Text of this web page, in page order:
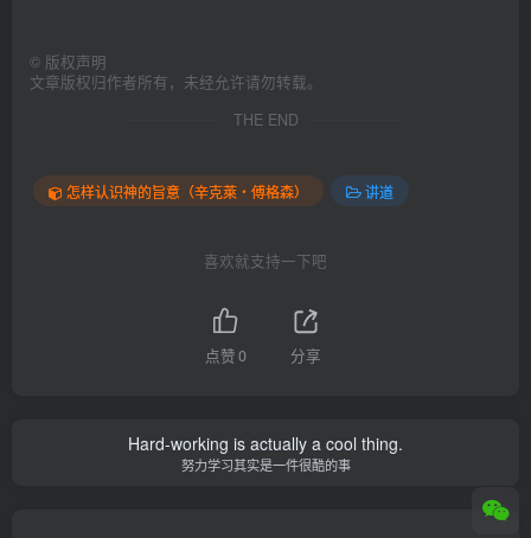
© 版权声明
文章版权归作者所有，未经允许请勿转载。
THE END
怎样认识神的旨意（辛克萊‧傅格森） 讲道
喜欢就支持一下吧
点赞0 分享
Hard-working is actually a cool thing.
努力学习其实是一件很酷的事